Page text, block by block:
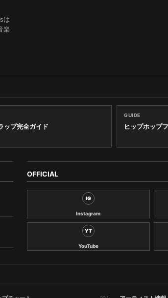
は
楽
ップ完全ガイド
GUIDE
ヒップホップ
OFFICIAL
IG
Instagram
YT
YouTube